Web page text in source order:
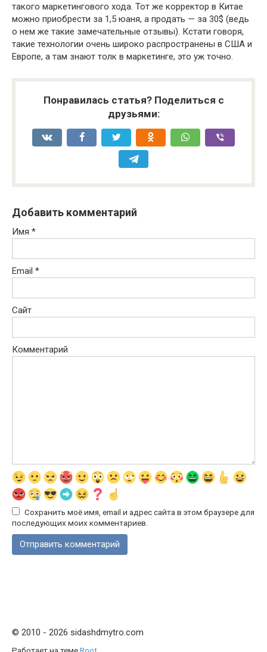
такого маркетингового хода. Тот же корректор в Китае
можно приобрести за 1,5 юаня, а продать — за 30$ (ведь
о нем же такие замечательные отзывы). Кстати говоря,
такие технологии очень широко распространены в США и
Европе, а там знают толк в маркетинге, это уж точно.
Понравилась статья? Поделиться с
друзьями:
Добавить комментарий
Имя *
Email *
Сайт
Комментарий
Сохранить моё имя, email и адрес сайта в этом браузере для
последующих моих комментариев.
© 2010 - 2026 sidashdmytro.com